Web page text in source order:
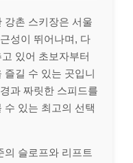
강촌 스키장은 서울
성이 뛰어나며, 다
있어 초보자부터
즐길 수 있는 곳입니
과 짜릿한 스피드를
수 있는 최고의 선택
의 슬로프와 리프트